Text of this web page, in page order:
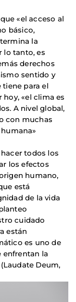
«el acceso al
básico,
la
lo tanto, es
derechos
sentido y
para el
«el clima es
A nivel global,
con muchas
todos los
los efectos
humano,
está
de la vida
cuidado
están
es uno de
enfrentan la
Deum,